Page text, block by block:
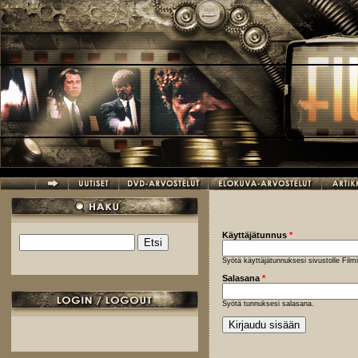
Hyppää pääsisältöön
Hakulomake
Käyttäjätunnus *
Syötä käyttäjätunnuksesi sivustolle
Salasana *
Syötä tunnuksesi salasana.